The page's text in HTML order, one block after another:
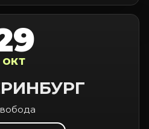
ОКТ